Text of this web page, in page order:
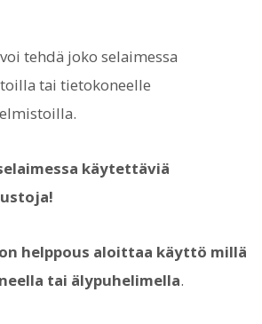
tehdä joko selaimessa
tai tietokoneelle
käytettäviä
helppous aloittaa käyttö millä
tai älypuhelimella.